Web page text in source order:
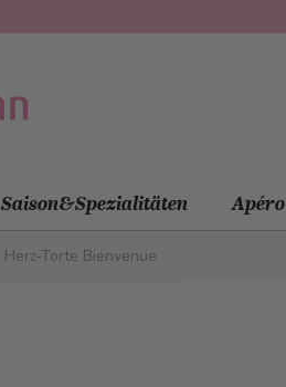
Saison&Spezialitäten Apéro
Herz-Torte Bienvenue